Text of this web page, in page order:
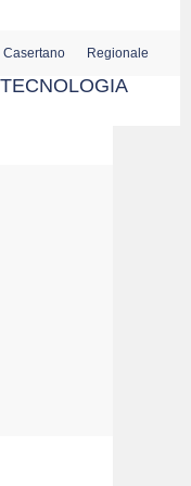
Casertano Regionale
TECNOLOGIA